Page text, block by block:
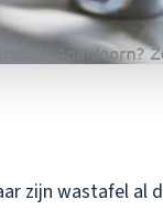
zijn wastafel al